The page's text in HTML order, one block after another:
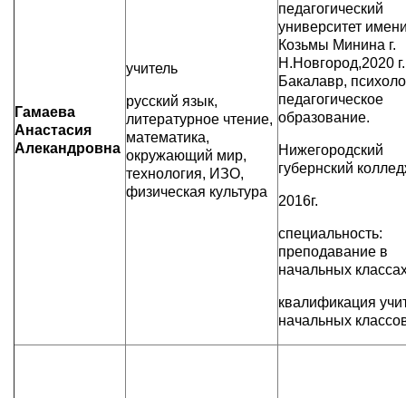
Гамаева
Анастасия
Алекандровна
учитель
русский язык,
литературное чтение,
математика,
окружающий мир,
технология, ИЗО,
физическая культура
педагогический
университет
Козьмы Минина г.
Н.Новгород,2020 г.
Бакалавр,
педагогическое
образование.
Нижегородский
губернский
2016г.
специальность:
преподавание в
начальных
квалификация
начальных